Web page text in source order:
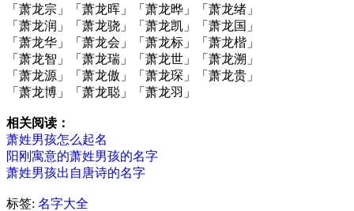
「萧龙宗」「萧龙晖」「萧龙晔」「萧龙绪」
「萧龙润」「萧龙骁」「萧龙凯」「萧龙国」
「萧龙华」「萧龙会」「萧龙标」「萧龙楷」
「萧龙智」「萧龙瑞」「萧龙世」「萧龙溯」
「萧龙源」「萧龙傲」「萧龙琛」「萧龙贵」
「萧龙博」「萧龙聪」「萧龙羽」
相关阅读：
萧姓男孩怎么起名
阳刚寓意的萧姓男孩的名字
萧姓男孩出自唐诗的名字
标签: 名字大全